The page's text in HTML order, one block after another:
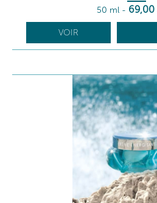
50 ml - 69,00
VOIR